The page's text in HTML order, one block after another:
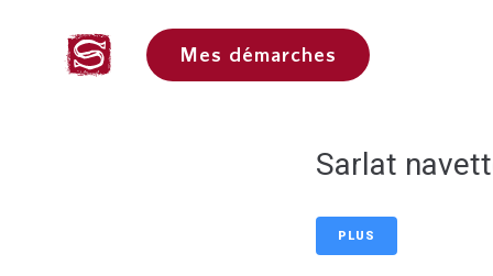
Mes démarches
Sarlat
PLUS